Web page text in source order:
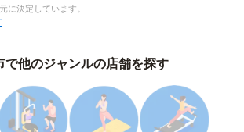
に決定しています。
で他のジャンルの店舗を探す